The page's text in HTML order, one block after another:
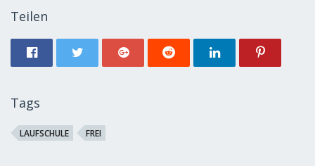
Teilen
Tags
LAUFSCHULE FREI